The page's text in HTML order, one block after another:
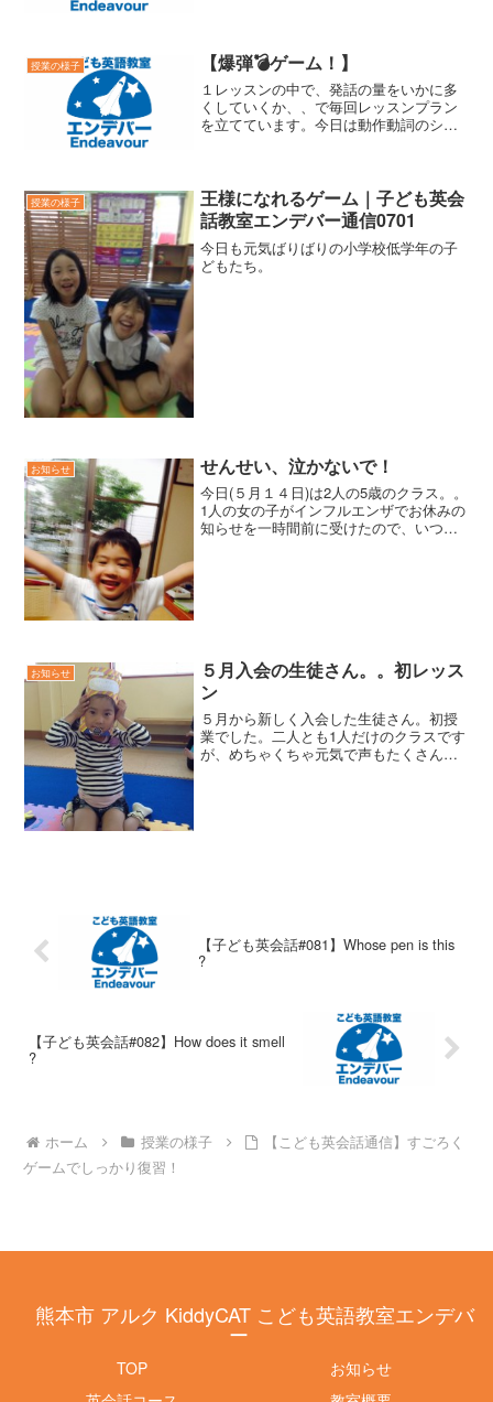
授業の様子 【爆弾💣ゲーム！】
１レッスンの中で、発話の量をいかに多
くしていくか、、で毎回レッスンプラン
を立てています。今日は動作動詞のシー
授業の様子
王様になれるゲーム｜子ども英会
話教室エンデバー通信0701
今日も元気ばりばりの小学校低学年の子
どもたち。
お知らせ せんせい、泣かないで！
今日(５月１４日)は2人の5歳のクラス。。
1人の女の子がインフルエンザでお休みの
知らせを一時間前に受けたので、いつも
お知らせ
５月入会の生徒さん。。初レッス
ン
５月から新しく入会した生徒さん。初授
業でした。二人とも1人だけのクラスです
が、めちゃくちゃ元気で声もたくさん出
【子ども英会話#081】Whose pen is this
?
【子ども英会話#082】How does it smell
?
ホーム 授業の様子
【こども英会話通信】すごろく
ゲームでしっかり復習！
熊本市 アルク KiddyCAT こども英語教室エンデバ
ー
TOP
お知らせ